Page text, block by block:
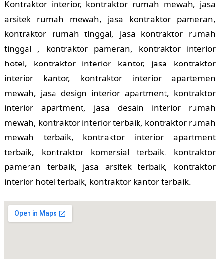
Kontraktor interior, kontraktor rumah mewah, jasa
arsitek rumah mewah, jasa kontraktor pameran,
kontraktor rumah tinggal, jasa kontraktor rumah
tinggal , kontraktor pameran, kontraktor interior
hotel, kontraktor interior kantor, jasa kontraktor
interior kantor, kontraktor interior apartemen
mewah, jasa design interior apartment, kontraktor
interior apartment, jasa desain interior rumah
mewah, kontraktor interior terbaik, kontraktor rumah
mewah terbaik, kontraktor interior apartment
terbaik, kontraktor komersial terbaik, kontraktor
pameran terbaik, jasa arsitek terbaik, kontraktor
interior hotel terbaik, kontraktor kantor terbaik.